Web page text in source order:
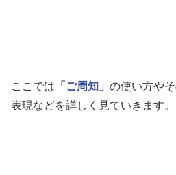
ここでは 「ご周知」 の使い方や
表現などを詳しく見ていきます。